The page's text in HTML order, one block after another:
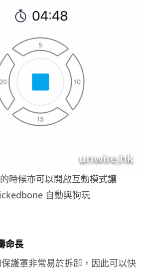
時候亦可以開啟互動模式讓
自動與狗玩
命長
護罩非常易於拆卸，因此可以快